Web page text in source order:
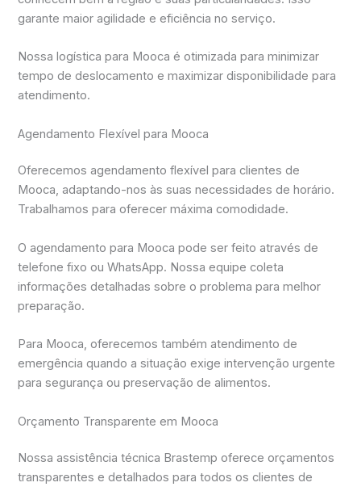
garante maior agilidade e eficiência no serviço.
Nossa logística para Mooca é otimizada para minimizar
tempo de deslocamento e maximizar disponibilidade para
atendimento.
Agendamento Flexível para Mooca
Oferecemos agendamento flexível para clientes de
Mooca, adaptando-nos às suas necessidades de horário.
Trabalhamos para oferecer máxima comodidade.
O agendamento para Mooca pode ser feito através de
telefone fixo ou WhatsApp. Nossa equipe coleta
informações detalhadas sobre o problema para melhor
preparação.
Para Mooca, oferecemos também atendimento de
emergência quando a situação exige intervenção urgente
para segurança ou preservação de alimentos.
Orçamento Transparente em Mooca
Nossa assistência técnica Brastemp oferece orçamentos
transparentes e detalhados para todos os clientes de